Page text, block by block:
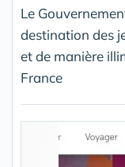
Le
destination des
et de manière
France